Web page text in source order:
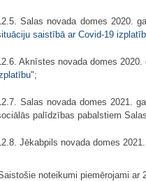
Salas novada domes 2020.
saistībā ar Covid-19
Aknīstes novada domes
";
Salas novada domes 2021.
palīdzības pabalstiem
Jēkabpils novada domes
noteikumi piemērojami ar